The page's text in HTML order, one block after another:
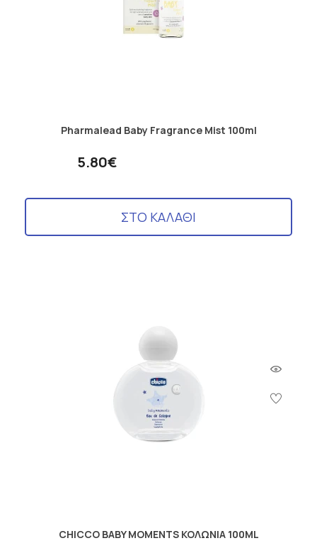
Pharmalead Baby Fragrance Mist 100ml
5.80€
ΣΤΟ ΚΑΛΑΘΙ
CHICCO BABY MOMENTS ΚΟΛΩΝΙΑ 100ML